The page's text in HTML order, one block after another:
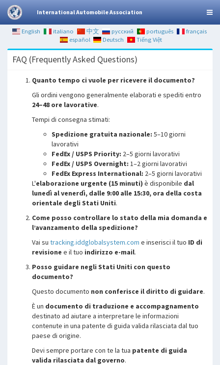
International Automobile Association
English italiano 中文 русский português
français
español
Deutsch Tiếng Việt
FAQ (Frequently Asked Questions)
Quanto tempo ci vuole per ricevere il documento?
Gli ordini vengono generalmente elaborati e spediti entro
24–48 ore lavorative.
Tempi di consegna stimati:
Spedizione gratuita nazionale: 5–10 giorni
lavorativi
FedEx / USPS Priority: 2–5 giorni lavorativi
FedEx / USPS Overnight: 1–2 giorni lavorativi
FedEx Express International: 2–5 giorni lavorativi
L'elaborazione urgente (15 minuti) è disponibile dal
lunedì al venerdì, dalle 9:00 alle 15:30, ora della costa
orientale degli Stati Uniti.
Come posso controllare lo stato della mia domanda e
l’avanzamento della spedizione?
Vai su tracking.iddglobalsystem.com e inserisci il tuo ID di
revisione e il tuo indirizzo e-mail.
Posso guidare negli Stati Uniti con questo
documento?
Questo documento non conferisce il diritto di guidare.
È un documento di traduzione e accompagnamento
destinato ad aiutare a interpretare le informazioni
contenute in una patente di guida valida rilasciata dal tuo
paese di origine.
Devi sempre portare con te la tua patente di guida
valida rilasciata dal governo.